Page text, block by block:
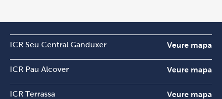
ICR Seu Central Ganduxer Veure mapa
ICR Pau Alcover Veure mapa
ICR Terrassa Veure mapa